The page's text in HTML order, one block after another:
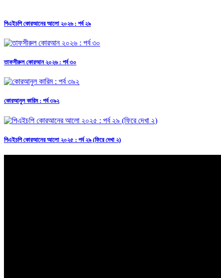
পিএইচপি কোরআনের আলো ২০২৬ : পর্ব ২৯
তাফসীরুল কোরআন ২০২৬ : পর্ব ৩০
কোরআনুল কারিম : পর্ব ৩৯২
পিএইচপি কোরআনের আলো ২০২৫ : পর্ব ২৯ (ফিরে দেখা ২)